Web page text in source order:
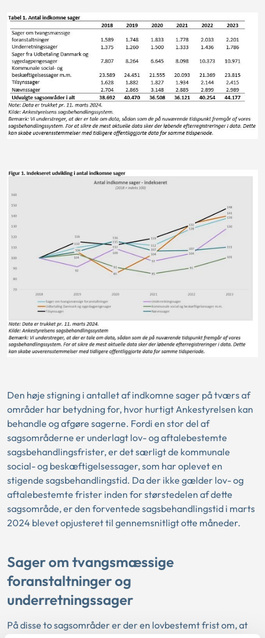
Den høje stigning i antallet af indkomne sager på tværs af
områder har betydning for, hvor hurtigt Ankestyrelsen kan
behandle og afgøre sagerne. Fordi en stor del af
sagsområderne er underlagt lov- og aftalebestemte
sagsbehandlingsfrister, er det særligt de kommunale
social- og beskæftigelsessager, som har oplevet en
stigende sagsbehandlingstid. Da der ikke gælder lov- og
aftalebestemte frister inden for størstedelen af dette
sagsområde, er den forventede sagsbehandlingstid i marts
2024 blevet opjusteret til gennemsnitligt otte måneder.
Sager om tvangsmæssige
foranstaltninger og
underretningssager
På disse to sagsområder er der en lovbestemt frist om, at